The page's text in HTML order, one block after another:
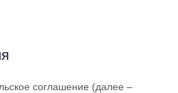
соглашение (далее –